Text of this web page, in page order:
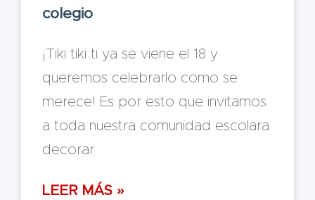
colegio
¡Tiki tiki ti ya se viene el 18 y
queremos celebrarlo como se
merece! Es por esto que invitamos
a toda nuestra comunidad escolara
decorar
LEER MÁS »